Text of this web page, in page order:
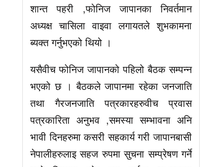
शान्त पहरी ,फोनिज जापानका निवर्तमान
अध्यक्ष चासिला वाइवा लगायतले शुभकामना
ब्यक्त गर्नुभएको थियो ।
यसैवीच फोनिज जापानको पहिलो बैठक सम्पन्न
भएको छ । बैठकले जापानमा रहेका जनजाति
तथा गैरजनजाति पत्रकारहरुवीच प्रवास
पत्रकारिता अनुभव ,समस्या सम्भावना अनि
भावी दिनहरुमा कसरी सहकार्य गरी जापानबासी
नेपालीहरुलाइ सहज रुपमा सुचना सम्प्रेषण गर्ने